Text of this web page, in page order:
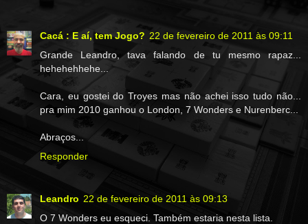
Cacá : E aí, tem Jogo? 22 de fevereiro de 2011 às 09:11
Grande Leandro, tava falando de tu mesmo rapaz...
hehehehhehe...
Cara, eu gostei do Troyes mas não achei isso tudo não...
pra mim 2010 ganhou o London, 7 Wonders e Nurenberc...
Abraços...
Responder
Leandro 22 de fevereiro de 2011 às 09:13
O 7 Wonders eu esqueci. Também estaria nesta lista.